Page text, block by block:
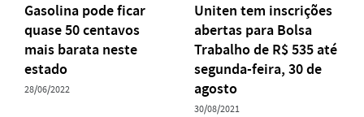
Gasolina pode ficar
quase 50 centavos
mais barata neste
estado
28/06/2022
Uniten tem inscrições
abertas para Bolsa
Trabalho de R$ 535 até
segunda-feira, 30 de
agosto
30/08/2021